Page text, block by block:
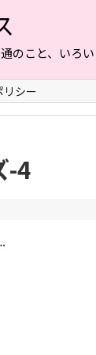
のこと、いろ
リシー
-4